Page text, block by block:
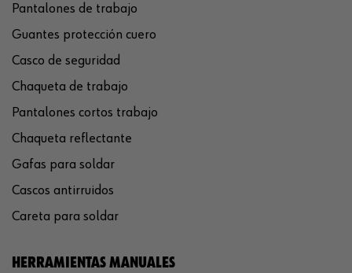
Pantalones de trabajo
Guantes protección cuero
Casco de seguridad
Chaqueta de trabajo
Pantalones cortos trabajo
Chaqueta reflectante
Gafas para soldar
Cascos antirruidos
Careta para soldar
HERRAMIENTAS MANUALES